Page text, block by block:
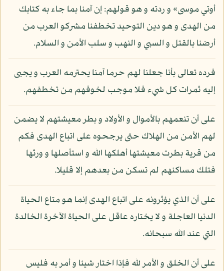
أوتي موسى» و ردته و هو قولهم: إن آمنا بما جاء به كتابك
من الهدى و هو دين التوحيد تخطفنا مشركو العرب من
أرضنا بالقتل و السبي و النهب و سلب الأمن و السلام.
فرده تعالى بأنا جعلنا لهم حرما آمنا يحترمه العرب و يجبى
إليه ثمرات كل شيء فلا موجب لخوفهم من تخطفهم.
على أن تنعمهم بالأموال و الأولاد و بطر معيشتهم لا يضمن
لهم الأمن من الهلاك حتى يرجحوه على اتباع الهدى فكم
من قرية بطرت معيشتها أهلكها الله و استأصلها و ورثها
فتلك مساكنهم لم تسكن من بعدهم إلا قليلا.
على أن الذي يؤثرونه على اتباع الهدى إنما هو متاع الحياة
الدنيا العاجلة و لا يختاره عاقل على الحياة الآخرة الخالدة
التي عند الله سبحانه.
على أن الخلق و الأمر لله فإذا اختار شيئا و أمر به فليس